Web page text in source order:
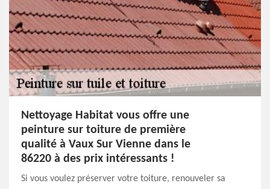
Nettoyage Habitat vous offre une
peinture sur toiture de première
qualité à Vaux Sur Vienne dans le
86220 à des prix intéressants !
Si vous voulez préserver votre toiture, renouveler sa